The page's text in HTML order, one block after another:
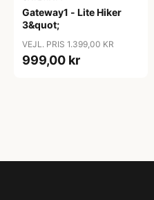
Gateway1 - Lite Hiker
3&quot;
VEJL. PRIS 1.399,00 KR
999,00 kr